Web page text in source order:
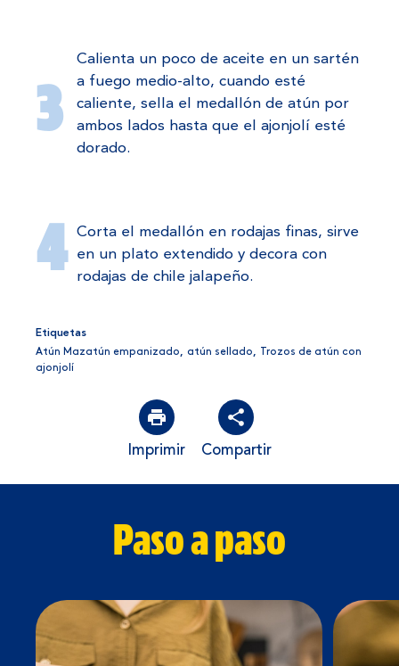
Calienta un poco de aceite en un sartén
a fuego medio-alto, cuando esté
caliente, sella el medallón de atún por
ambos lados hasta que el ajonjolí esté
dorado.
Corta el medallón en rodajas finas, sirve
en un plato extendido y decora con
rodajas de chile jalapeño.
Etiquetas
Atún Mazatún empanizado, atún sellado, Trozos de atún con
ajonjolí
Imprimir Compartir
Paso a paso